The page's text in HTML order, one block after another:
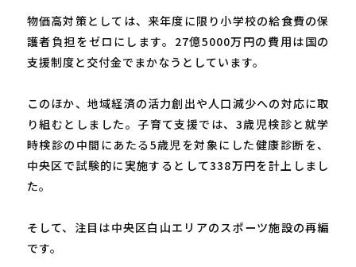
物価高対策としては、来年度に限り小学校の給食費の保
護者負担をゼロにします。27億5000万円の費用は国の
支援制度と交付金でまかなうとしています。
このほか、地域経済の活力創出や人口減少への対応に取
り組むとしました。子育て支援では、3歳児検診と就学
時検診の中間にあたる5歳児を対象にした健康診断を、
中央区で試験的に実施するとして338万円を計上しまし
た。
そして、注目は中央区白山エリアのスポーツ施設の再編
です。